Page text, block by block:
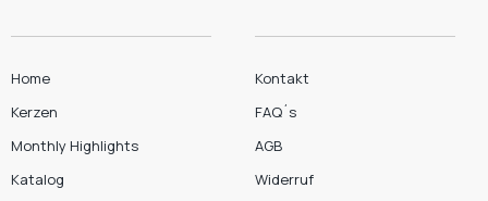
Home
Kerzen
Monthly Highlights
Katalog
Kontakt
FAQ´s
AGB
Widerruf